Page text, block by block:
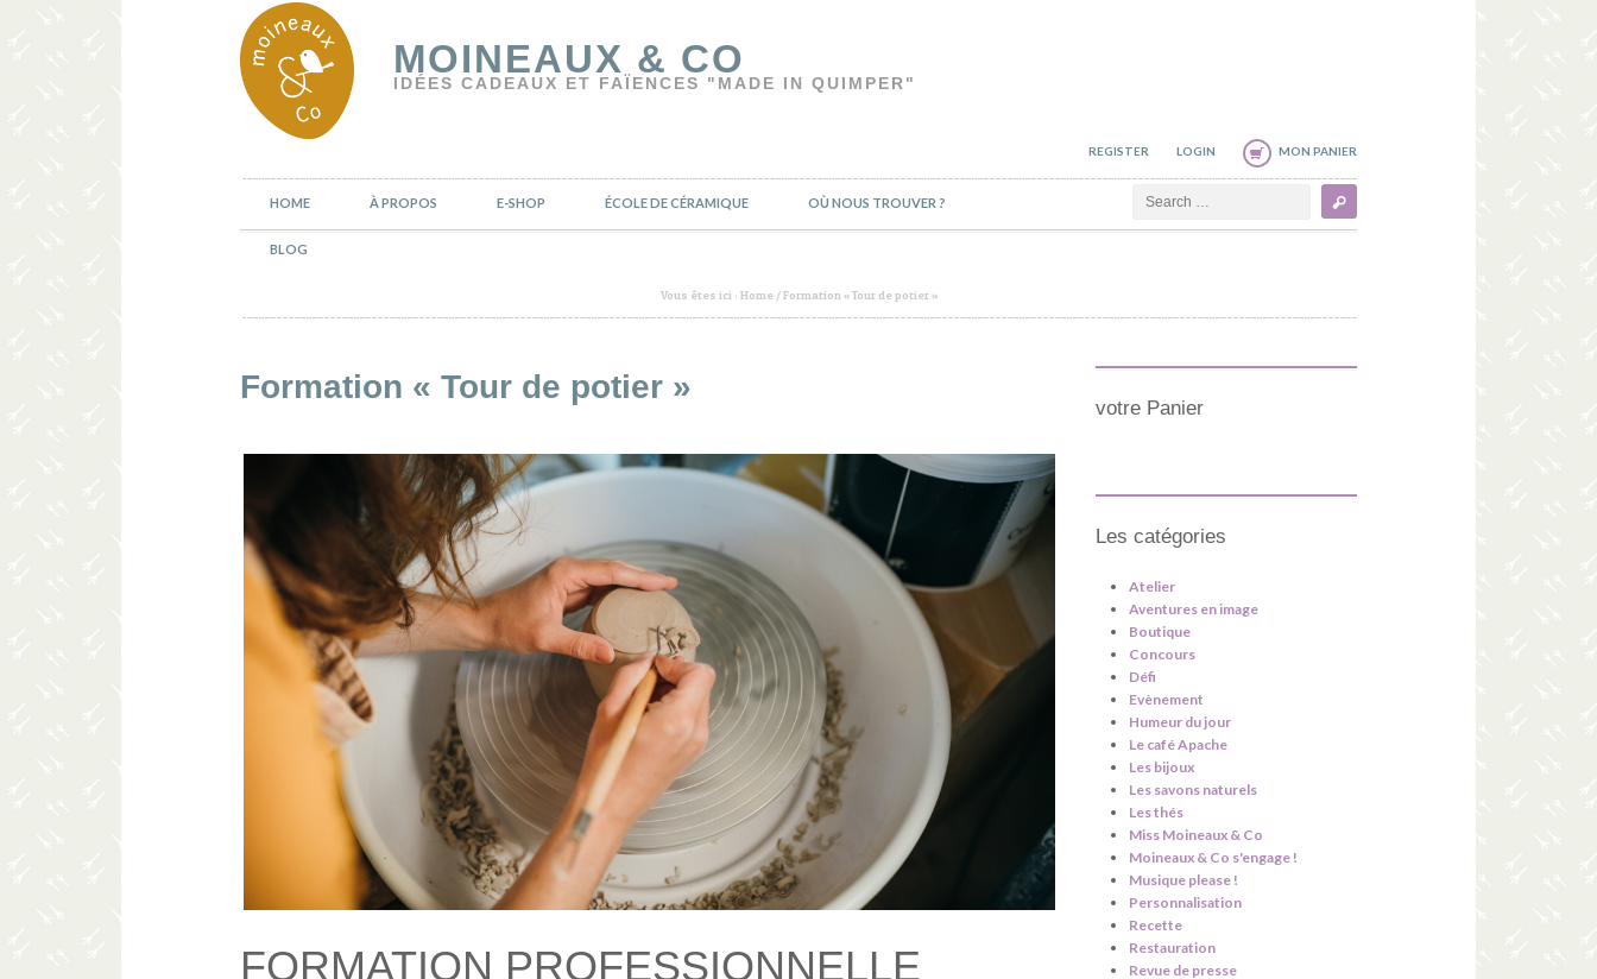
MOINEAUX & CO
IDÉES CADEAUX ET FAÏENCES "MADE IN QUIMPER"
REGISTER LOGIN MON PANIER
HOME À PROPOS E-SHOP ÉCOLE DE CÉRAMIQUE OÙ NOUS TROUVER ?
BLOG
Vous êtes ici : Home / Formation « Tour de potier »
Formation « Tour de potier »
FORMATION PROFESSIONNELLE
votre Panier
Les catégories
Atelier
Aventures en image
Boutique
Concours
Défi
Evènement
Humeur du jour
Le café Apache
Les bijoux
Les savons naturels
Les thés
Miss Moineaux & Co
Moineaux & Co s'engage !
Musique please !
Personnalisation
Recette
Restauration
Revue de presse